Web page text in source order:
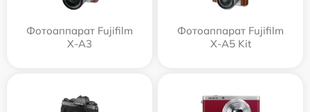
Фотоаппарат Fujifilm
X-A3
Фотоаппарат Fujifilm
X-A5 Kit